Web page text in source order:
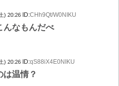
) 20:26 ID:CHh9Qt/W0NIKU
んなもんだべ
) 20:26 ID:qS88iX4E0NIKU
温情？